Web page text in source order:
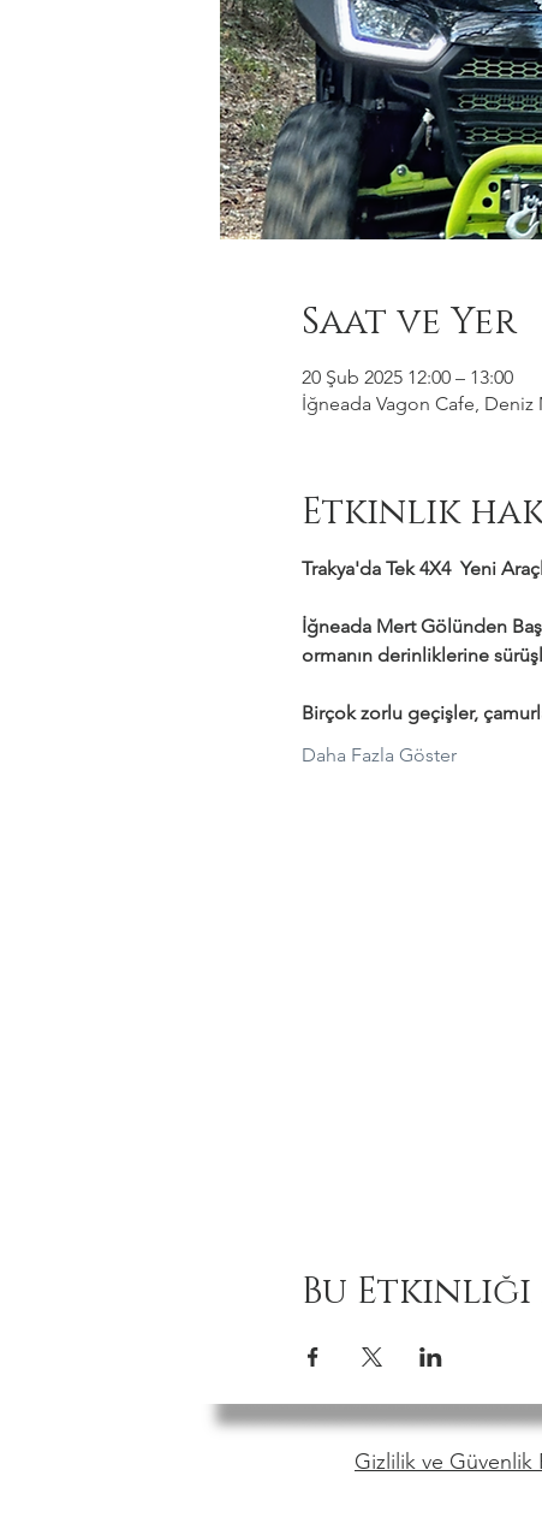
Saat ve Yer
20 Şub 2025 12:00 – 13:00
İğneada Vagon Cafe,
Etkinlik
Trakya'da Tek 4X4  Yeni
İğneada Mert Gölünden
ormanın derinliklerine
Birçok zorlu geçişler,
Daha Fazla Göster
Bu Etkinliği
Gizlilik ve Güvenlik